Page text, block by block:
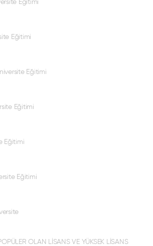
Eğitimi
Eğitimi
Eğitimi
Eğitimi
Eğitimi
Eğitimi
OLAN LİSANS VE YÜKSEK LİSANS